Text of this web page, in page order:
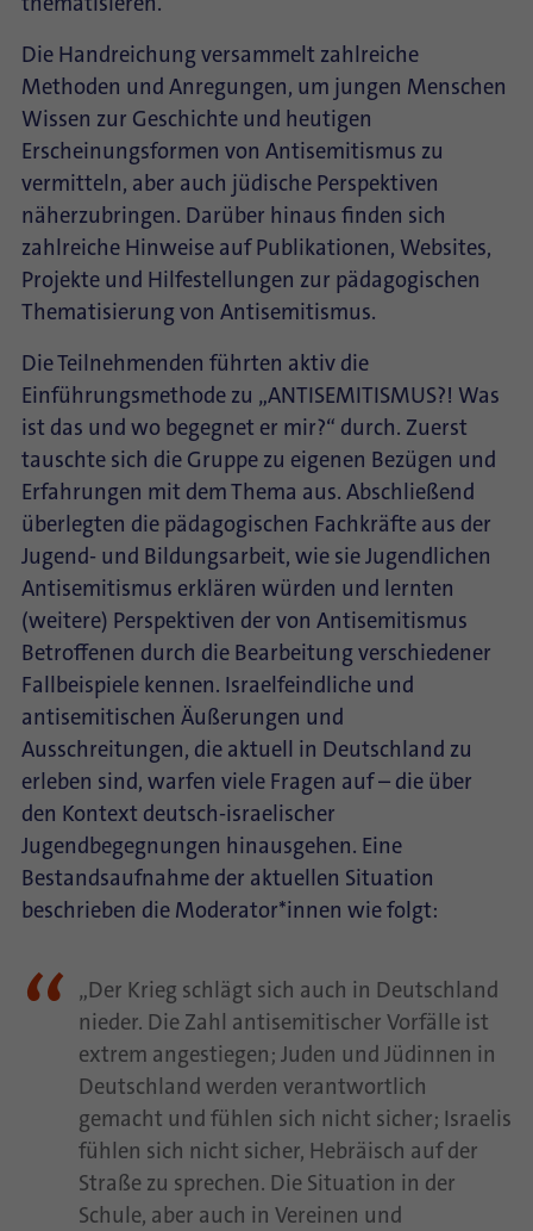
Die Handreichung versammelt zahlreiche
Methoden und Anregungen, um jungen Menschen
Wissen zur Geschichte und heutigen
Erscheinungsformen von Antisemitismus zu
vermitteln, aber auch jüdische Perspektiven
näherzubringen. Darüber hinaus finden sich
zahlreiche Hinweise auf Publikationen, Websites,
Projekte und Hilfestellungen zur pädagogischen
Thematisierung von Antisemitismus.
Die Teilnehmenden führten aktiv die
Einführungsmethode zu „ANTISEMITISMUS?! Was
ist das und wo begegnet er mir?“ durch. Zuerst
tauschte sich die Gruppe zu eigenen Bezügen und
Erfahrungen mit dem Thema aus. Abschließend
überlegten die pädagogischen Fachkräfte aus der
Jugend- und Bildungsarbeit, wie sie Jugendlichen
Antisemitismus erklären würden und lernten
(weitere) Perspektiven der von Antisemitismus
Betroffenen durch die Bearbeitung verschiedener
Fallbeispiele kennen. Israelfeindliche und
antisemitischen Äußerungen und
Ausschreitungen, die aktuell in Deutschland zu
erleben sind, warfen viele Fragen auf – die über
den Kontext deutsch-israelischer
Jugendbegegnungen hinausgehen. Eine
Bestandsaufnahme der aktuellen Situation
beschrieben die Moderator*innen wie folgt:
„Der Krieg schlägt sich auch in Deutschland
nieder. Die Zahl antisemitischer Vorfälle ist
extrem angestiegen; Juden und Jüdinnen in
Deutschland werden verantwortlich
gemacht und fühlen sich nicht sicher; Israelis
fühlen sich nicht sicher, Hebräisch auf der
Straße zu sprechen. Die Situation in der
Schule, aber auch in Vereinen und